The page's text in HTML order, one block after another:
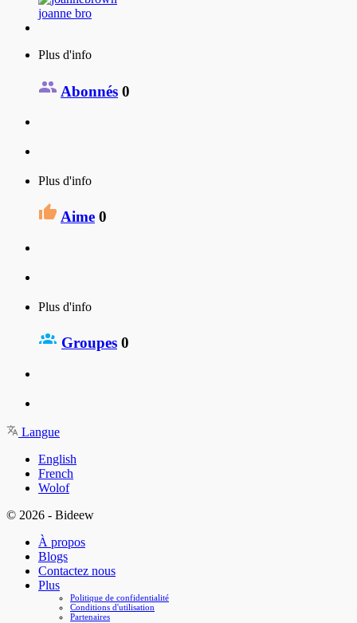
joanne bro
Plus d'info
Abonnés 0
Plus d'info
Aime 0
Plus d'info
Groupes 0
Langue
English
French
Wolof
© 2026 - Bideew
À propos
Blogs
Contactez nous
Plus
Politique de confidentialité
Conditions d'utilisation
Partenaires